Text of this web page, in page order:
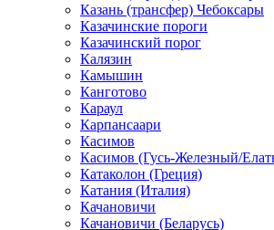
Казань (трансфер) Чебоксары
Казачинские пороги
Казачинский порог
Калязин
Камышин
Канготово
Караул
Карпансаари
Касимов
Касимов (Гусь-Железный/
Катаколон (Греция)
Катания (Италия)
Качановичи
Качановичи (Беларусь)